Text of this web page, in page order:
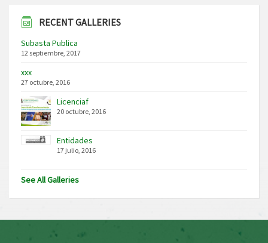
RECENT GALLERIES
Subasta Publica
12 septiembre, 2017
xxx
27 octubre, 2016
Licenciaf
20 octubre, 2016
Entidades
17 julio, 2016
See All Galleries